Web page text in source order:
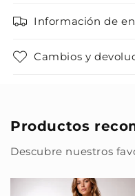
Información de
Cambios y
Productos
Descubre nuestros